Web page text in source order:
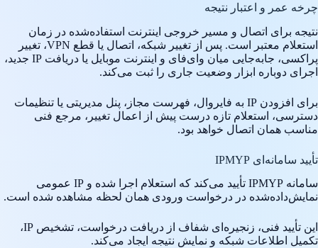
چرخه عمر و اعتبار نتیجه
نتیجه برای اتصال و مسیر خروجی اینترنت استفاده‌شده در زمان
استعلام معتبر است. پس از تغییر شبکه، اتصال یا قطع VPN، تغییر
پراکسی، جابه‌جایی میان وای‌فای و اینترنت موبایل یا دریافت IP جدید،
اجرای دوباره ابزار وضعیت جاری را ثبت می‌کند.
برای افزودن IP به فایروال، فهرست مجاز، پنل مدیریتی یا تنظیمات
دسترسی، استعلام تازه درست پیش از اعمال تغییر، مرجع فنی
مناسب همان اتصال خواهد بود.
تأیید سامانه‌ای IPMYP
سامانه IPMYP تأیید می‌کند که استعلام اجرا شده و IP عمومی
نمایش‌داده‌شده در درخواست ورودی همان لحظه مشاهده شده است.
این تأیید فنی، زنجیره‌ای شفاف از دریافت درخواست، تشخیص IP،
تکمیل اطلاعات شبکه و نمایش نتیجه ایجاد می‌کند.